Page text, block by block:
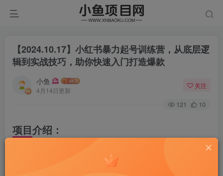
【2024.10.17】小红书暴力起号训练营，从底层逻
辑到实战技巧，助你快速入门打造爆款
小鱼
4月14日更新
关注
121 10
项目介绍：
《小红书暴力起号特训营》是一门专为想要快速掌握小红书
运营技巧、实现爆款内容的学员设计的特训课程。通过14天